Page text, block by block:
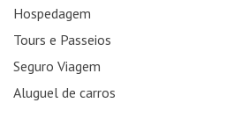
Hospedagem
Tours e Passeios
Seguro Viagem
Aluguel de carros